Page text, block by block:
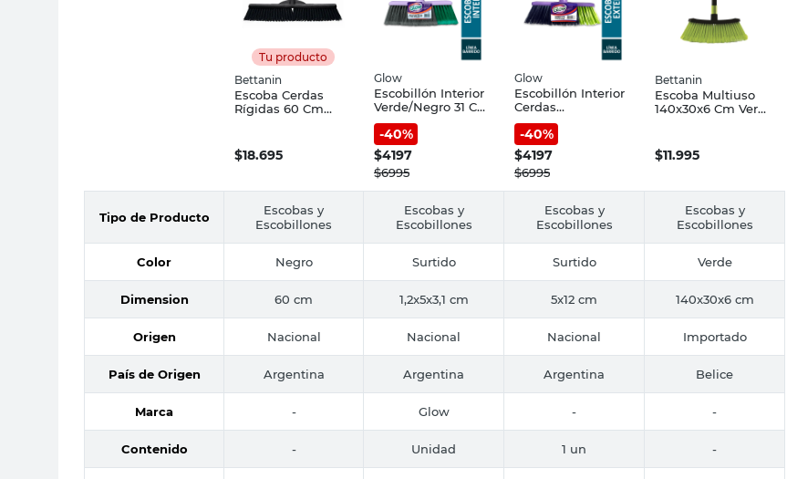
Tu producto
Bettanin
Escoba Cerdas
Rígidas 60 Cm
$18.695
Glow
Escobillón Interior
Verde/Negro 31 Cm
Glow
-40%
$4197
$6995
Glow
Escobillón Interior
Cerdas
Negras/Verdes
Glow
-40%
$4197
$6995
Bettanin
Escoba Multiuso
140x30x6 Cm Verde
$11.995
Tipo de Producto
Escobas y
Escobillones
Escobas y
Escobillones
Escobas y
Escobillones
Escobas y
Escobillones
Color Negro Surtido Surtido Verde
Dimension 60 cm 1,2x5x3,1 cm 5x12 cm 140x30x6 cm
Origen Nacional Nacional Nacional Importado
País de Origen Argentina Argentina Argentina Belice
Marca - Glow - -
Contenido - Unidad 1 un -